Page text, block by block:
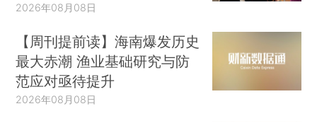
2026年08月08日
【周刊提前读】海南爆发历史
最大赤潮 渔业基础研究与防
范应对亟待提升
2026年08月08日